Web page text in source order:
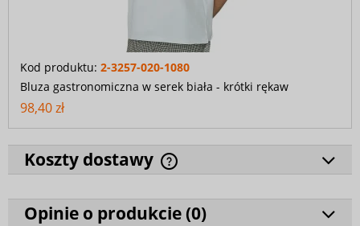
Kod produktu: 2-3257-020-1080
Bluza gastronomiczna w serek biała - krótki rękaw
98,40 zł
Koszty dostawy
Opinie o produkcie (0)